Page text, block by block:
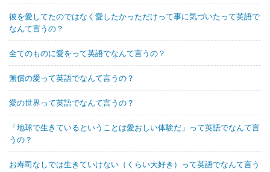
彼を愛してたのではなく愛したかっただけって事に気づいたって英語で
なんて言うの？
全てのものに愛をって英語でなんて言うの？
無償の愛って英語でなんて言うの？
愛の世界って英語でなんて言うの？
「地球で生きているということは愛おしい体験だ」って英語でなんて言
うの？
お寿司なしでは生きていけない（くらい大好き）って英語でなんて言う